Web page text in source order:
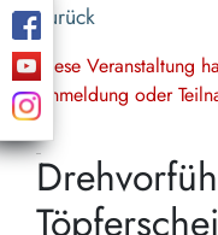
Zurück
Diese Veranstaltung
Anmeldung oder